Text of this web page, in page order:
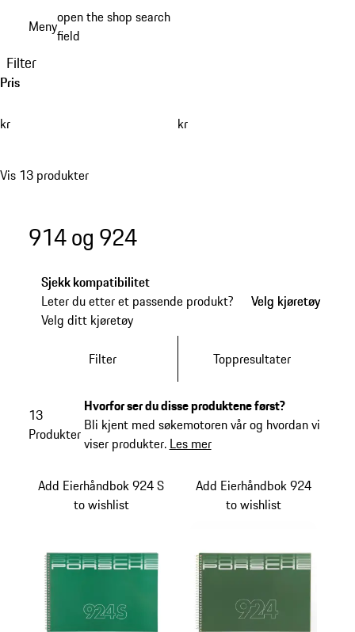
Menyopen the shop search
field
Filter
Pris
kr kr
Vis 13 produkter
914 og 924
Sjekk kompatibilitet
Leter du etter et passende produkt?
Velg ditt kjøretøy
Velg kjøretøy
Velg kjøretøy
Filter Toppresultater
13
Produkter
Hvorfor ser du disse produktene først?
Bli kjent med søkemotoren vår og hvordan vi
viser produkter. Les mer
Add Eierhåndbok 924 S
to wishlist
Add Eierhåndbok 924
to wishlist